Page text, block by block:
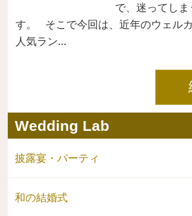
で、迷ってし
す。 そこで今回は、近年のウェルカ
人気ラン...
Wedding Lab
披露宴・パーティ
和の結婚式